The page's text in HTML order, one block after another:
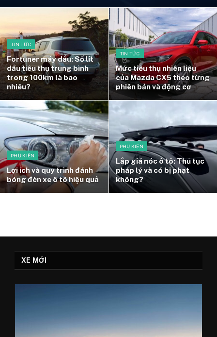
TIN TỨC
Fortuner máy dầu: Số lít
dầu tiêu thụ trung bình
trong 100km là bao
nhiêu?
TIN TỨC
Mức tiêu thụ nhiên liệu
của Mazda CX5 theo từng
phiên bản và động cơ
PHỤ KIỆN
Lợi ích và quy trình đánh
bóng đèn xe ô tô hiệu quả
PHỤ KIỆN
Lắp giá nóc ô tô: Thủ tục
pháp lý và có bị phạt
không?
XE MỚI